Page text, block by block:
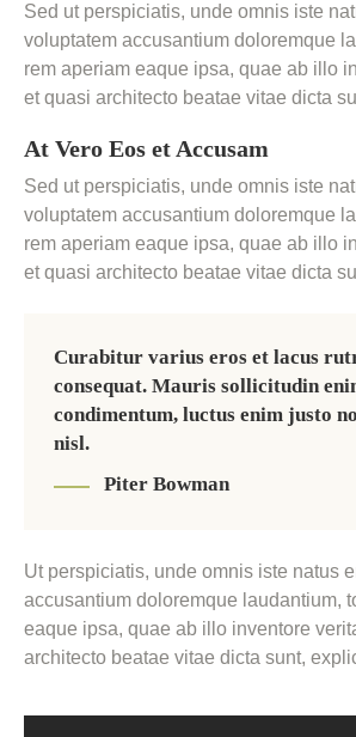
Sed ut perspiciatis, unde omnis iste
voluptatem accusantium doloremque
rem aperiam eaque ipsa, quae ab illo
et quasi architecto beatae vitae dicta
At Vero Eos et Accusam
Sed ut perspiciatis, unde omnis iste
voluptatem accusantium doloremque
rem aperiam eaque ipsa, quae ab illo
et quasi architecto beatae vitae dicta
Curabitur varius eros et lacus
consequat. Mauris sollicitudin
condimentum, luctus enim justo
nisl.
Piter Bowman
Ut perspiciatis, unde omnis iste natus
accusantium doloremque laudantium,
eaque ipsa, quae ab illo inventore
architecto beatae vitae dicta sunt,